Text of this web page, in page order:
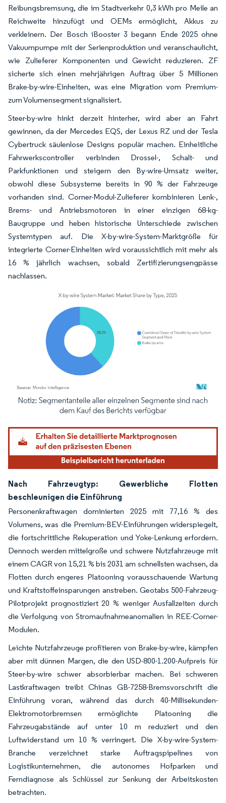
Reibungsbremsung, die im Stadtverkehr 0,3 kWh pro Meile an
Reichweite hinzufügt und OEMs ermöglicht, Akkus zu
verkleinern. Der Bosch iBooster 3 begann Ende 2025 ohne
Vakuumpumpe mit der Serienproduktion und veranschaulicht,
wie Zulieferer Komponenten und Gewicht reduzieren. ZF
sicherte sich einen mehrjährigen Auftrag über 5 Millionen
Brake-by-wire-Einheiten, was eine Migration vom Premium-
zum Volumensegment signalisiert.
Steer-by-wire hinkt derzeit hinterher, wird aber an Fahrt
gewinnen, da der Mercedes EQS, der Lexus RZ und der Tesla
Cybertruck säulenlose Designs populär machen. Einheitliche
Fahrwerkscontroller verbinden Drossel-, Schalt- und
Parkfunktionen und steigern den By-wire-Umsatz weiter,
obwohl diese Subsysteme bereits in 90 % der Fahrzeuge
vorhanden sind. Corner-Modul-Zulieferer kombinieren Lenk-,
Brems- und Antriebsmotoren in einer einzigen 68-kg-
Baugruppe und heben historische Unterschiede zwischen
Systemtypen auf. Die X-by-wire-System-Marktgröße für
integrierte Corner-Einheiten wird voraussichtlich mit mehr als
16 % jährlich wachsen, sobald Zertifizierungsengpässe
nachlassen.
Bild © Mordor Intelligence. Wiederverwendung erfordert Namensnennung
Nach Fahrzeugtyp: Gewerbliche Flotten
beschleunigen die Einführung
Personenkraftwagen dominierten 2025 mit 77,16 % des
Volumens, was die Premium-BEV-Einführungen widerspiegelt,
die fortschrittliche Rekuperation und Yoke-Lenkung erfordern.
Dennoch werden mittelgroße und schwere Nutzfahrzeuge mit
einem CAGR von 15,21 % bis 2031 am schnellsten wachsen, da
Flotten durch engeres Platooning vorausschauende Wartung
und Kraftstoffeinsparungen anstreben. Geotabs 500-Fahrzeug-
Pilotprojekt prognostiziert 20 % weniger Ausfallzeiten durch
die Verfolgung von Stromaufnahmeanomalien in REE-Corner-
Modulen.
Leichte Nutzfahrzeuge profitieren von Brake-by-wire, kämpfen
aber mit dünnen Margen, die den USD-800-1.200-Aufpreis für
Steer-by-wire schwer absorbierbar machen. Bei schweren
Lastkraftwagen treibt Chinas GB-7258-Bremsvorschrift die
Einführung voran, während das durch 40-Millisekunden-
Elektromotorbremsen ermöglichte Platooning die
Fahrzeugabstände auf unter 10 m reduziert und den
Luftwiderstand um 10 % verringert. Die X-by-wire-System-
Branche verzeichnet starke Auftragspipelines von
Logistikunternehmen, die autonomes Hofparken und
Ferndiagnose als Schlüssel zur Senkung der Arbeitskosten
betrachten.